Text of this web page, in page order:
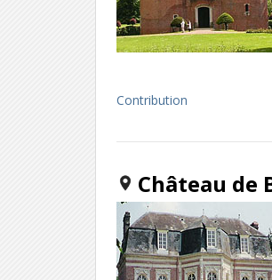
Contribution
Château de